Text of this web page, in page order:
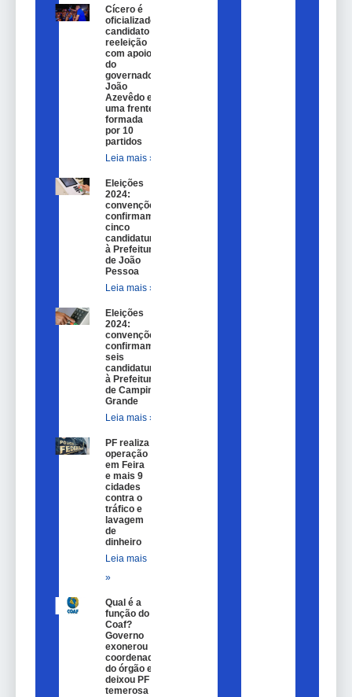
Cícero é
oficializado
candidato a
reeleição
com apoio
do
governador
João
Azevêdo e
uma frente
formada
por 10
partidos
Leia mais »
Eleições
2024:
convenções
confirmam
cinco
candidaturas
à Prefeitura
de João
Pessoa
Leia mais »
Eleições
2024:
convenções
confirmam
seis
candidaturas
à Prefeitura
de Campina
Grande
Leia mais »
PF realiza
operação
em Feira
e mais 9
cidades
contra o
tráfico e
lavagem
de
dinheiro
Leia mais
»
Qual é a
função do
Coaf?
Governo
exonerou
coordenador
do órgão e
deixou PF
temerosa